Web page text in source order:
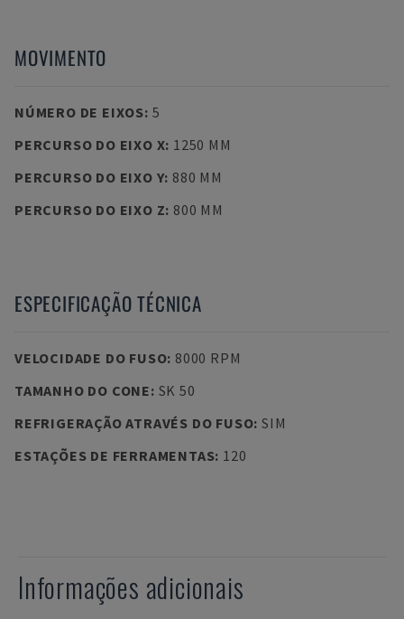
MOVIMENTO
NÚMERO DE EIXOS: 5
PERCURSO DO EIXO X: 1250 MM
PERCURSO DO EIXO Y: 880 MM
PERCURSO DO EIXO Z: 800 MM
ESPECIFICAÇÃO TÉCNICA
VELOCIDADE DO FUSO: 8000 RPM
TAMANHO DO CONE: SK 50
REFRIGERAÇÃO ATRAVÉS DO FUSO: SIM
ESTAÇÕES DE FERRAMENTAS: 120
Informações adicionais